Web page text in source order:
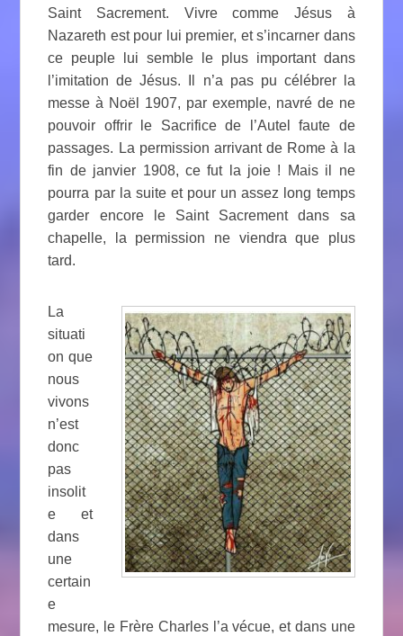
Saint Sacrement. Vivre comme Jésus à
Nazareth est pour lui premier, et s’incarner dans
ce peuple lui semble le plus important dans
l’imitation de Jésus. Il n’a pas pu célébrer la
messe à Noël 1907, par exemple, navré de ne
pouvoir offrir le Sacrifice de l’Autel faute de
passages. La permission arrivant de Rome à la
fin de janvier 1908, ce fut la joie ! Mais il ne
pourra par la suite et pour un assez long temps
garder encore le Saint Sacrement dans sa
chapelle, la permission ne viendra que plus
tard.
La
situati
on que
nous
vivons
n’est
donc
pas
insolit
e et
dans
une
certain
e
mesure, le Frère Charles l’a vécue, et dans une